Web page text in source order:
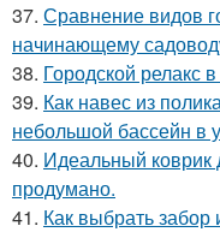
37. Сравнение видов
начинающему
38. Городской релакс
39. Как навес из
небольшой бассейн в
40. Идеальный коврик
продумано.
41. Как выбрать забор